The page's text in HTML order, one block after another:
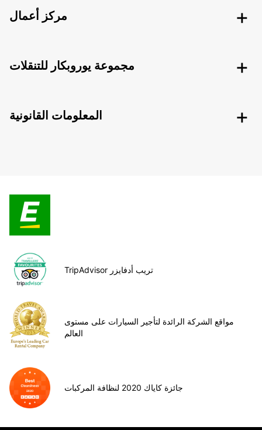
مركز أعمال
مجموعة يوروبكار للتنقلات
المعلومات القانونية
TripAdvisor تريب أدفايزر
مواقع الشركة الرائدة لتأجير السيارات على مستوى
العالم
جائزة كاياك 2020 لنظافة المركبات